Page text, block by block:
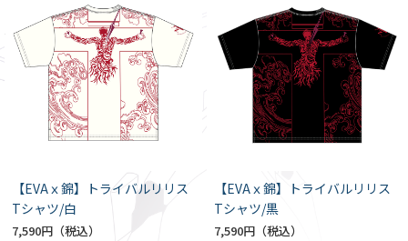
【EVAｘ錦】トライバルリリス
Tシャツ/白
7,590円
【EVAｘ錦】トライバルリリス
Tシャツ/黒
7,590円